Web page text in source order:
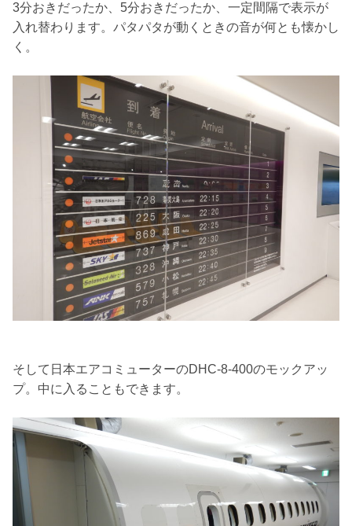
3分おきだったか、5分おきだったか、一定間隔で表示が
入れ替わります。パタパタが動くときの音が何とも懐かし
く。
そして日本エアコミューターのDHC-8-400のモックアッ
プ。中に入ることもできます。